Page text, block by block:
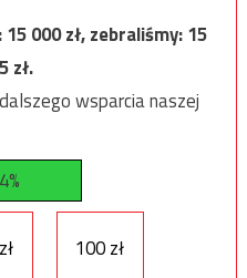
15 000zł, zebraliśmy:15
zł.
wsparcia naszej
100 zł